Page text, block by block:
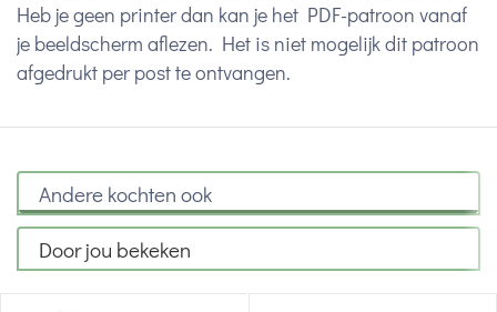
Heb je geen printer dan kan je het PDF-patroon vanaf
je beeldscherm aflezen. Het is niet mogelijk dit patroon
afgedrukt per post te ontvangen.
Andere kochten ook
Door jou bekeken